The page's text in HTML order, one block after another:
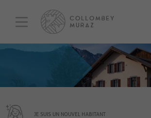
JE SUIS UN NOUVEL HABITANT